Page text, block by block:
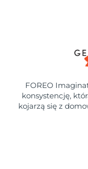
FOREO
konsystencję,
kojarzą się z